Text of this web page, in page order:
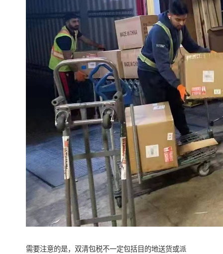
需要注意的是，双清包税不一定包括目的地送货或派